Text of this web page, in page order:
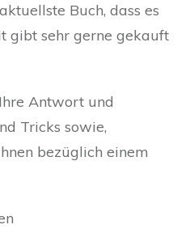
Buch, dass es
gibt sehr gerne gekauft
Antwort und
Tricks sowie,
bezüglich einem